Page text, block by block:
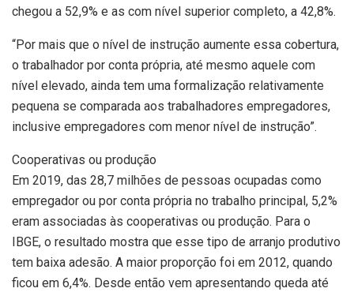
chegou a 52,9% e as com nível superior completo, a 42,8%.
“Por mais que o nível de instrução aumente essa cobertura,
o trabalhador por conta própria, até mesmo aquele com
nível elevado, ainda tem uma formalização relativamente
pequena se comparada aos trabalhadores empregadores,
inclusive empregadores com menor nível de instrução”.
Cooperativas ou produção
Em 2019, das 28,7 milhões de pessoas ocupadas como
empregador ou por conta própria no trabalho principal, 5,2%
eram associadas às cooperativas ou produção. Para o
IBGE, o resultado mostra que esse tipo de arranjo produtivo
tem baixa adesão. A maior proporção foi em 2012, quando
ficou em 6,4%. Desde então vem apresentando queda até